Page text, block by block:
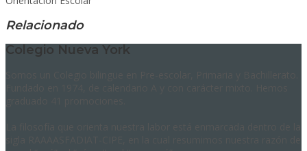
Relacionado
Colegio Nueva York